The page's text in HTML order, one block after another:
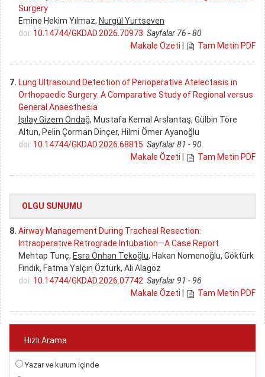
Surgery
Emine Hekim Yılmaz, Nurgül Yurtseven
doi: 10.14744/GKDAD.2026.70973 Sayfalar 76 - 80
Makale Özeti
Tam Metin PDF
7. Lung Ultrasound Detection of Perioperative Atelectasis in
Orthopaedic Surgery: A Comparative Study of Regional versus
General Anaesthesia
Işılay Gizem Öndağ, Mustafa Kemal Arslantaş, Gülbin Töre
Altun, Pelin Çorman Dinçer, Hilmi Ömer Ayanoğlu
doi: 10.14744/GKDAD.2026.68815 Sayfalar 81 - 90
Makale Özeti
Tam Metin PDF
OLGU SUNUMU
8. Airway Management During Tracheal Resection:
Intraoperative Retrograde Intubation—A Case Report
Mehtap Tunç, Esra Onhan Tekoğlu, Hakan Nomenoğlu, Göktürk
Fındık, Fatma Yalçın Öztürk, Ali Alagöz
doi: 10.14744/GKDAD.2026.07742 Sayfalar 91 - 96
Makale Özeti
Tam Metin PDF
Hızlı Arama
Yazar ve kurum içinde